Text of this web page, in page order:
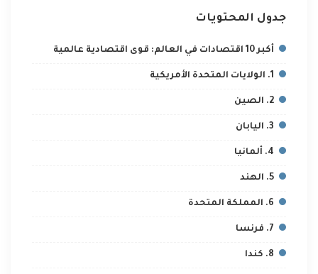
جدول المحتويات
أكبر 10 اقتصادات في العالم: قوى اقتصادية عالمية
1. الولايات المتحدة الأمريكية
2. الصين
3. اليابان
4. ألمانيا
5. الهند
6. المملكة المتحدة
7. فرنسا
8. كندا